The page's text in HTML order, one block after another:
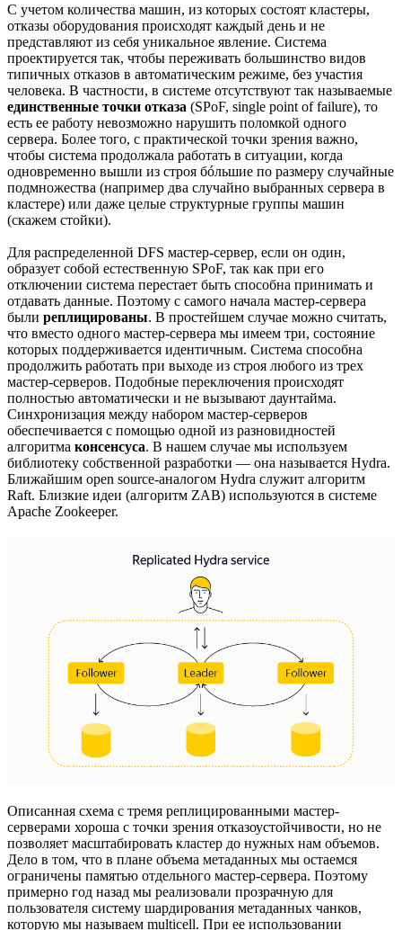
С учетом количества машин, из которых состоят кластеры,
отказы оборудования происходят каждый день и не
представляют из себя уникальное явление. Система
проектируется так, чтобы переживать большинство видов
типичных отказов в автоматическим режиме, без участия
человека. В частности, в системе отсутствуют так называемые
единственные точки отказа (SPoF, single point of failure), то
есть ее работу невозможно нарушить поломкой одного
сервера. Более того, с практической точки зрения важно,
чтобы система продолжала работать в ситуации, когда
одновременно вышли из строя бóльшие по размеру случайные
подмножества (например два случайно выбранных сервера в
кластере) или даже целые структурные группы машин
(скажем стойки).
Для распределенной DFS мастер-сервер, если он один,
образует собой естественную SPoF, так как при его
отключении система перестает быть способна принимать и
отдавать данные. Поэтому с самого начала мастер-сервера
были реплицированы. В простейшем случае можно считать,
что вместо одного мастер-сервера мы имеем три, состояние
которых поддерживается идентичным. Система способна
продолжить работать при выходе из строя любого из трех
мастер-серверов. Подобные переключения происходят
полностью автоматически и не вызывают даунтайма.
Синхронизация между набором мастер-серверов
обеспечивается с помощью одной из разновидностей
алгоритма консенсуса. В нашем случае мы используем
библиотеку собственной разработки — она называется Hydra.
Ближайшим open source-аналогом Hydra служит алгоритм
Raft. Близкие идеи (алгоритм ZAB) используются в системе
Apache Zookeeper.
Описанная схема с тремя реплицированными мастер-
серверами хороша с точки зрения отказоустойчивости, но не
позволяет масштабировать кластер до нужных нам объемов.
Дело в том, что в плане объема метаданных мы остаемся
ограничены памятью отдельного мастер-сервера. Поэтому
примерно год назад мы реализовали прозрачную для
пользователя систему шардирования метаданных чанков,
которую мы называем multicell. При ее использовании